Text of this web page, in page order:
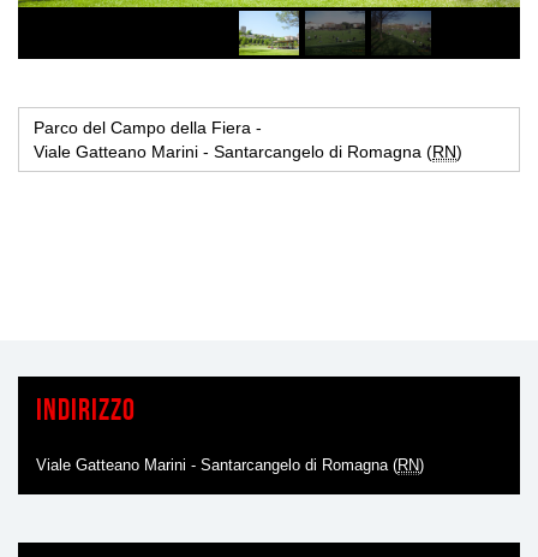
Parco del Campo della Fiera -
Viale Gatteano Marini - Santarcangelo di Romagna (RN)
Indirizzo
Viale Gatteano Marini - Santarcangelo di Romagna (RN)